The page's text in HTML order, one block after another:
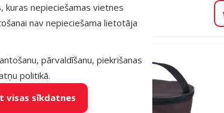
kuras nepieciešamas vietnes
nav nepieciešama lietotāja
pārvaldīšanu, piekrišanas
politikā.
visas sīkdatnes
2
Noliktavā